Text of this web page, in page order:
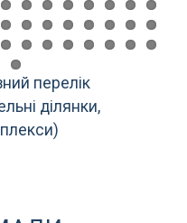
перелік
ділянки,